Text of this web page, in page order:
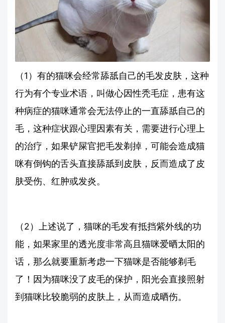
（1）有的猫咪会经常舔舐自己的毛发皮肤，这种
行为有个专业术语，叫做心因性秃毛症，患有这
种病症的猫咪通常会无法停止的一直舔舐自己的
毛，这种症状跟心理因素有关，需要进行心理上
的治疗，如果铲屎官把毛发剃掉，可能会造成猫
咪有倒钩的舌头直接舔舐到皮肤，反而造成了皮
肤受伤、红肿或发炎。
（2）上述说了，猫咪的毛发有抵挡紫外线的功
能，如果家里的透光度非常高且猫咪爱晒太阳的
话，那么就要重新考虑一下猫咪是否能够剃毛
了！因为猫咪没了皮毛的保护，阳光会直接照射
到猫咪比较脆弱的皮肤上，从而造成晒伤。